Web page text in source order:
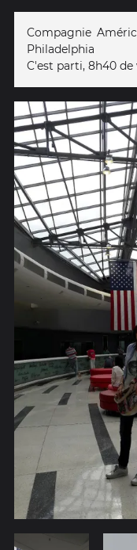
Compagnie
Philadelphia
C'est parti, 8h40 de